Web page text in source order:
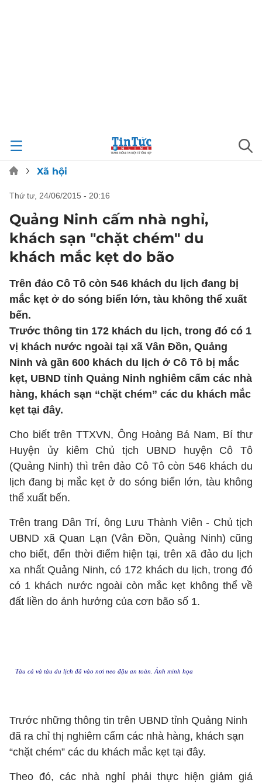
Xã hội
thứ tư, 24/06/2015 - 20:16
Quảng Ninh cấm nhà nghỉ,
khách sạn "chặt chém" du
khách mắc kẹt do bão
Trên đảo Cô Tô còn 546 khách du lịch đang bị
mắc kẹt ở do sóng biển lớn, tàu không thể xuất
bến.
Trước thông tin 172 khách du lịch, trong đó có 1
vị khách nước ngoài tại xã Vân Đồn, Quảng
Ninh và gần 600 khách du lịch ở Cô Tô bị mắc
kẹt, UBND tỉnh Quảng Ninh nghiêm cấm các nhà
hàng, khách sạn “chặt chém” các du khách mắc
kẹt tại đây.
Cho biết trên TTXVN, Ông Hoàng Bá Nam, Bí thư
Huyện ủy kiêm Chủ tịch UBND huyện Cô Tô
(Quảng Ninh) thì trên đảo Cô Tô còn 546 khách du
lịch đang bị mắc kẹt ở do sóng biển lớn, tàu không
thể xuất bến.
Trên trang Dân Trí, ông Lưu Thành Viên - Chủ tịch
UBND xã Quan Lạn (Vân Đồn, Quảng Ninh) cũng
cho biết, đến thời điểm hiện tại, trên xã đảo du lịch
xa nhất Quảng Ninh, có 172 khách du lịch, trong đó
có 1 khách nước ngoài còn mắc kẹt không thể về
đất liền do ảnh hưởng của cơn bão số 1.
Tàu cá và tàu du lịch đã vào nơi neo đậu an toàn. Ảnh minh họa
Trước những thông tin trên UBND tỉnh Quảng Ninh
đã ra chỉ thị nghiêm cấm các nhà hàng, khách sạn
“chặt chém” các du khách mắc kẹt tại đây.
Theo đó, các nhà nghỉ phải thực hiện giảm giá